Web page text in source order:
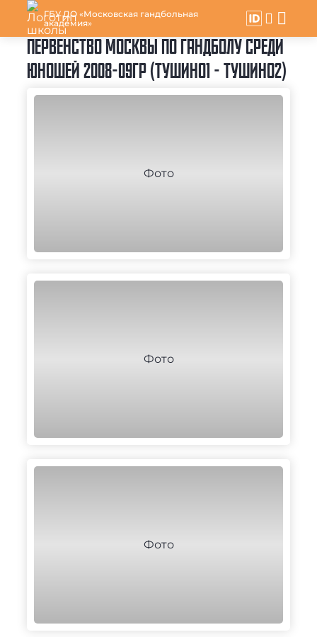
ГБУ ДО «Московская гандбольная
академия»
ПЕРВЕНСТВО МОСКВЫ ПО ГАНДБОЛУ СРЕДИ
ЮНОШЕЙ 2008-09ГР (ТУШИНО1 - ТУШИНО2)